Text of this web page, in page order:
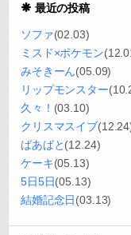
最近の投稿
ソファ(02.03)
ミスド×ポケモン
みそきーん(05.09)
リップモンスター
久々！ (03.10)
クリスマスイブ
ばあばと(12.24)
ケーキ(05.13)
5日5日(05.13)
結婚記念日(03.13)